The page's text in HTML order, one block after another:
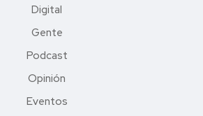
Digital
Gente
Podcast
Opinión
Eventos